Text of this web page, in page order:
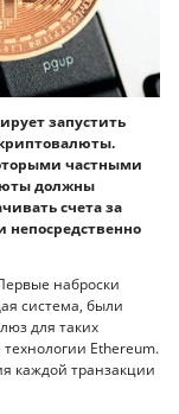
запустить
частными
должны
счета за
непосредственно
наброски
система, были
для таких
Ethereum.
каждой транзакции